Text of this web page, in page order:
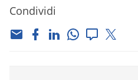
Condividi